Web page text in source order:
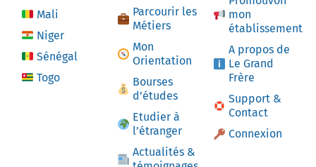
Mali
Niger
Sénégal
Togo
Parcourir les
Métiers
Mon
Orientation
Bourses
d’études
Etudier à
l’étranger
Actualités &
mon
établissement
A propos de
Le Grand
Frère
Support &
Contact
Connexion